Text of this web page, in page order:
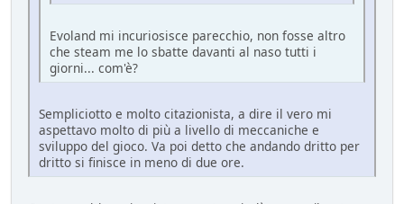
Evoland mi incuriosisce parecchio, non fosse altro
che steam me lo sbatte davanti al naso tutti i
giorni... com'è?
Sempliciotto e molto citazionista, a dire il vero mi
aspettavo molto di più a livello di meccaniche e
sviluppo del gioco. Va poi detto che andando dritto per
dritto si finisce in meno di due ore.